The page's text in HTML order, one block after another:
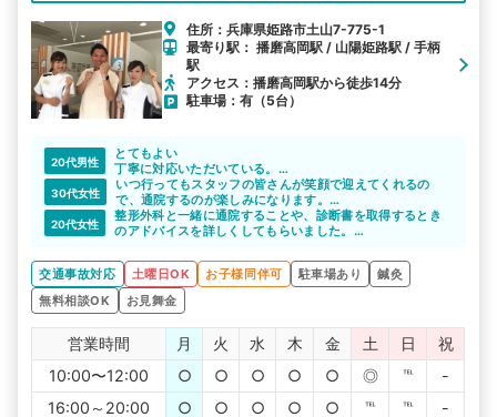
住所：兵庫県姫路市土山7-775-1
最寄り駅： 播磨高岡駅 / 山陽姫路駅 / 手柄
駅
アクセス：播磨高岡駅から徒歩14分
駐車場：有（5台）
20代男性
とてもよい
丁寧に対応いただいている。
違和感あるところからしっかりしてもらってる。
30代女性
いつ行ってもスタッフの皆さんが笑顔で迎えてくれるの
で、通院するのが楽しみになります。
アットホームな雰囲気の中で施術を受けられるのも良いで
すね。
20代女性
整形外科と一緒に通院することや、診断書を取得するとき
のアドバイスを詳しくしてもらいました。
点について相談に乗ってもらえたのは嬉しかったです。
交通事故対応 土曜日OK お子様同伴可 駐車場あり
鍼灸
無料相談OK
お見舞金
営業時間 月 火 水 木 金 土 日
祝
10:00〜12:00
○ ○ ○ ○ ○ ◎ ℡
-
16:00～20:00
○ ○ ○ ○ ○ ℡ ℡ -